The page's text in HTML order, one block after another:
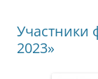
Участники
2023»